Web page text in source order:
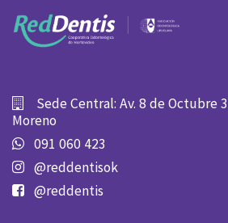
Sede Central: Av. 8 de Octubre
Moreno
091 060 423
@reddentisok
@reddentis